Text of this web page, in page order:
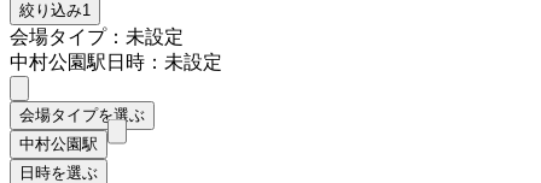
絞り込み1
会場タイプ：未設定
中村公園駅日時：未設定
会場タイプを選ぶ
中村公園駅
日時を選ぶ